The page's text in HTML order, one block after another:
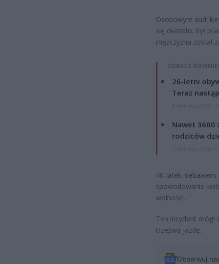
Osobowym audi
się okazało, był
mężczyzna został
ZOBACZ
26-letni
Teraz
Nawet 3600
rodziców
40-latek
spowodowanie
wolności.
Ten incydent
trzeźwą jazdę.
Obserwuj